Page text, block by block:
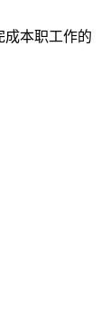
成本职工作的